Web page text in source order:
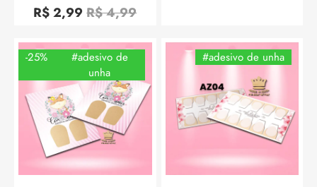
0
de
R$4,99
R$2,99
-25%
#adesivo de
unha
#adesivo de unha